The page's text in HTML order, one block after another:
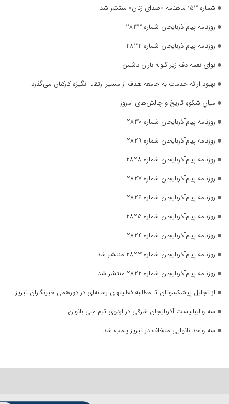
شماره ۱۵۳ ماهنامه «صدای زنان» منتشر شد
روزنامه پیام‌آذربایجان شماره 2833
روزنامه پیام‌آذربایجان شماره 2832
نوای نغمه دف زیر گلوله باران دشمن
بهبود ارائه خدمات به جامعه هدف از مسیر ارتقاء انگیزه کارکنان می‌گذرد
میانِ شکوهِ تاریخ و چالش‌های امروز
روزنامه پیام‌آذربایجان شماره 2830
روزنامه پیام‌آذربایجان شماره 2829
روزنامه پیام‌آذربایجان شماره 2828
روزنامه پیام‌آذربایجان شماره 2827
روزنامه پیام‌آذربایجان شماره 2826
روزنامه پیام‌آذربایجان شماره 2825
روزنامه پیام‌آذربایجان شماره 2824
روزنامه پیام‌آذربایجان شماره 2823 منتشر شد
روزنامه پیام‌آذربایجان شماره 2822 منتشر شد
از تجلیل پیشکسوتان تا مطالبه فعالیتهای رسانه‌ای در دورهمی خبرنگاران تبریز
سه والیبالیست آذربایجان‌ شرقی در اردوی تیم ملی بانوان
سه واحد نانوایی متخلف در تبریز پلمب شد